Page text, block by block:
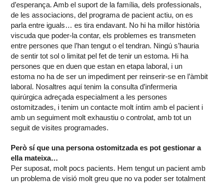
d’esperança. Amb el suport de la família, dels professionals,
de les associacions, del programa de pacient actiu, on es
parla entre iguals… es tira endavant. No hi ha millor història
viscuda que poder-la contar, els problemes es transmeten
entre persones que l’han tengut o el tendran. Ningú s’hauria
de sentir tot sol o limitat pel fet de tenir un estoma. Hi ha
persones que en duen que estan en etapa laboral, i un
estoma no ha de ser un impediment per reinserir-se en l’àmbit
laboral. Nosaltres aquí tenim la consulta d’infermeria
quirúrgica adreçada especialment a les persones
ostomitzades, i tenim un contacte molt íntim amb el pacient i
amb un seguiment molt exhaustiu o controlat, amb tot un
seguit de visites programades.
Però sí que una persona ostomitzada es pot gestionar a
ella mateixa…
Per suposat, molt pocs pacients. Hem tengut un pacient amb
un problema de visió molt greu que no va poder ser totalment